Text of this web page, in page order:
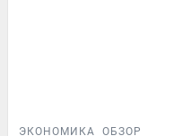
ЭКОНОМИКА ОБЗОР